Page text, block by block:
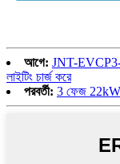
আগে: JNT-EVCP3-
লাইটিং চার্জ করে
পরবর্তী: 3 ফেজ 22kW